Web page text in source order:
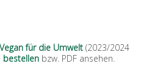
für die Umwelt (2023/2024
bestellen bzw. PDF ansehen.